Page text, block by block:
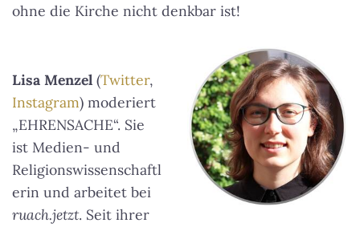
ohne die Kirche nicht denkbar ist!
Lisa Menzel (Twitter,
Instagram) moderiert
„EHRENSACHE“. Sie
ist Medien- und
Religionswissenschaftl
erin und arbeitet bei
ruach.jetzt. Seit ihrer